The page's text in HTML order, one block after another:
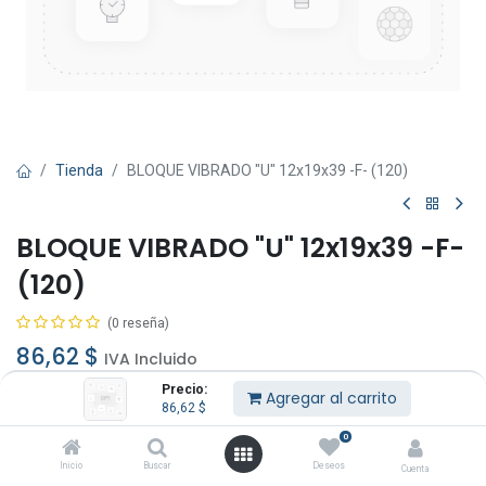
Precio:
86,62 $ Agregar al carrito
Inicio Buscar
0
Deseos Cuenta
Tienda BLOQUE VIBRADO "U" 12x19x39 -F- (120)
BLOQUE VIBRADO "U" 12x19x39 -F-
(120)
(0 reseña)
86,62 $ IVA Incluido